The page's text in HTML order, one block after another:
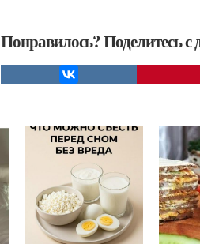
Понравилось? Поделитесь с